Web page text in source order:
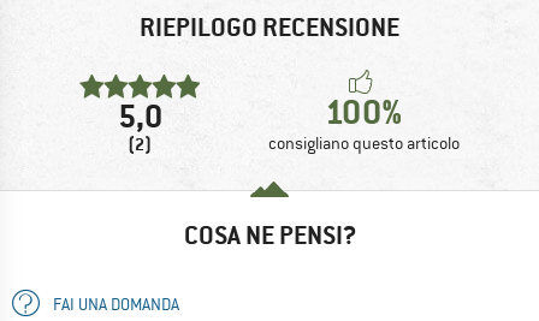
RIEPILOGO RECENSIONE
5,0
(2)
100%
consigliano questo articolo
COSA NE PENSI?
FAI UNA DOMANDA